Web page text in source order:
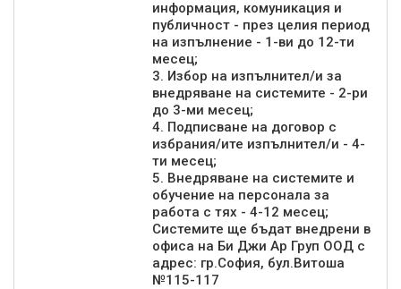
информация, комуникация и
публичност - през целия период
на изпълнение - 1-ви до 12-ти
месец;
3. Избор на изпълнител/и за
внедряване на системите - 2-ри
до 3-ми месец;
4. Подписване на договор с
избрания/ите изпълнител/и - 4-
ти месец;
5. Внедряване на системите и
обучение на персонала за
работа с тях - 4-12 месец;
Системите ще бъдат внедрени в
офиса на Би Джи Ар Груп ООД с
адрес: гр.София, бул.Витоша
№115-117